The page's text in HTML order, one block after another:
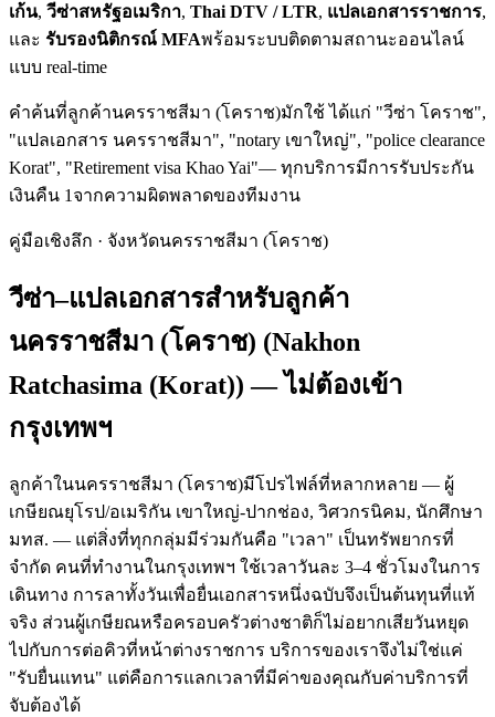
เก้น, วีซ่าสหรัฐอเมริกา, Thai DTV / LTR, แปลเอกสารราชการ,
และ รับรองนิติกรณ์ MFAพร้อมระบบติดตามสถานะออนไลน์
แบบ real-time
คำค้นที่ลูกค้านครราชสีมา (โคราช)มักใช้ ได้แก่ "วีซ่า โคราช",
"แปลเอกสาร นครราชสีมา", "notary เขาใหญ่", "police clearance
Korat", "Retirement visa Khao Yai"— ทุกบริการมีการรับประกัน
เงินคืน 1จากความผิดพลาดของทีมงาน
คู่มือเชิงลึก · จังหวัดนครราชสีมา (โคราช)
วีซ่า–แปลเอกสารสำหรับลูกค้า
นครราชสีมา (โคราช) (Nakhon
Ratchasima (Korat)) — ไม่ต้องเข้า
กรุงเทพฯ
ลูกค้าในนครราชสีมา (โคราช)มีโปรไฟล์ที่หลากหลาย — ผู้
เกษียณยุโรป/อเมริกัน เขาใหญ่-ปากช่อง, วิศวกรนิคม, นักศึกษา
มทส. — แต่สิ่งที่ทุกกลุ่มมีร่วมกันคือ "เวลา" เป็นทรัพยากรที่
จำกัด คนที่ทำงานในกรุงเทพฯ ใช้เวลาวันละ 3–4 ชั่วโมงในการ
เดินทาง การลาทั้งวันเพื่อยื่นเอกสารหนึ่งฉบับจึงเป็นต้นทุนที่แท้
จริง ส่วนผู้เกษียณหรือครอบครัวต่างชาติก็ไม่อยากเสียวันหยุด
ไปกับการต่อคิวที่หน้าต่างราชการ บริการของเราจึงไม่ใช่แค่
"รับยื่นแทน" แต่คือการแลกเวลาที่มีค่าของคุณกับค่าบริการที่
จับต้องได้